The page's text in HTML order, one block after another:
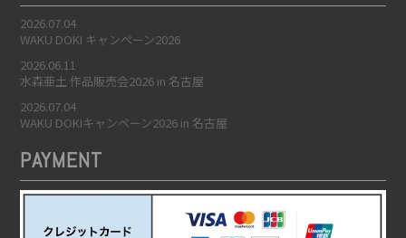
2026.07.04
WAKU DOKI キャンペーン2026
2026.06.11
水森亜土 作品販売会2026 in 名古屋
2026.07.04
WAKU DOKIキャンペーン2026 in 名古屋
PAYMENT